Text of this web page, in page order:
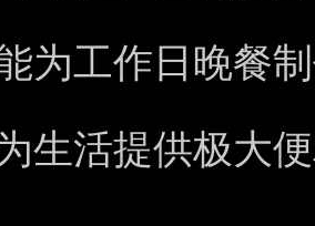
为工作日晚餐
生活提供极大